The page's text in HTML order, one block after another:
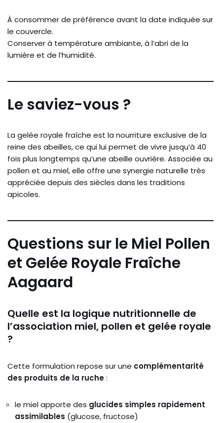
À consommer de préférence avant la date indiquée sur
le couvercle.
Conserver à température ambiante, à l’abri de la
lumière et de l’humidité.
Le saviez-vous ?
La gelée royale fraîche est la nourriture exclusive de la
reine des abeilles, ce qui lui permet de vivre jusqu’à 40
fois plus longtemps qu’une abeille ouvrière. Associée au
pollen et au miel, elle offre une synergie naturelle très
appréciée depuis des siècles dans les traditions
apicoles.
Questions sur le Miel Pollen
et Gelée Royale Fraîche
Aagaard
Quelle est la logique nutritionnelle de
l’association miel, pollen et gelée royale
?
Cette formulation repose sur une complémentarité
des produits de la ruche:
le miel apporte des glucides simples rapidement
assimilables (glucose, fructose)